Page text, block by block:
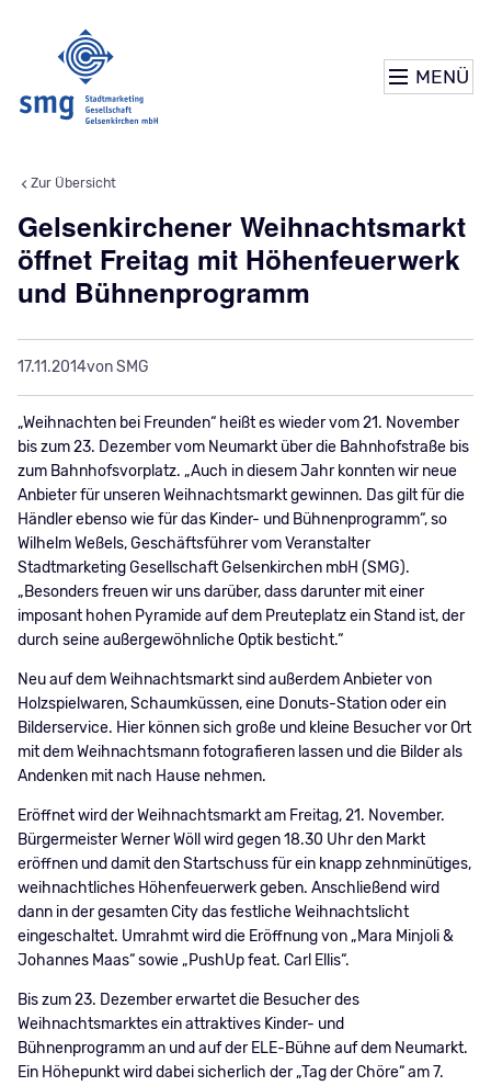
MENÜ
Gelsenkirchener Weihnachtsmarkt
öffnet Freitag mit Höhenfeuerwerk
und Bühnenprogramm
17.11.2014von SMG
„Weihnachten bei Freunden“ heißt es wieder vom 21. November
bis zum 23. Dezember vom Neumarkt über die Bahnhofstraße bis
zum Bahnhofsvorplatz. „Auch in diesem Jahr konnten wir neue
Anbieter für unseren Weihnachtsmarkt gewinnen. Das gilt für die
Händler ebenso wie für das Kinder- und Bühnenprogramm“, so
Wilhelm Weßels, Geschäftsführer vom Veranstalter
Stadtmarketing Gesellschaft Gelsenkirchen mbH (SMG).
„Besonders freuen wir uns darüber, dass darunter mit einer
imposant hohen Pyramide auf dem Preuteplatz ein Stand ist, der
durch seine außergewöhnliche Optik besticht.“
Neu auf dem Weihnachtsmarkt sind außerdem Anbieter von
Holzspielwaren, Schaumküssen, eine Donuts-Station oder ein
Bilderservice. Hier können sich große und kleine Besucher vor Ort
mit dem Weihnachtsmann fotografieren lassen und die Bilder als
Andenken mit nach Hause nehmen.
Eröffnet wird der Weihnachtsmarkt am Freitag, 21. November.
Bürgermeister Werner Wöll wird gegen 18.30 Uhr den Markt
eröffnen und damit den Startschuss für ein knapp zehnminütiges,
weihnachtliches Höhenfeuerwerk geben. Anschließend wird
dann in der gesamten City das festliche Weihnachtslicht
eingeschaltet. Umrahmt wird die Eröffnung von „Mara Minjoli &
Johannes Maas“ sowie „PushUp feat. Carl Ellis“.
Bis zum 23. Dezember erwartet die Besucher des
Weihnachtsmarktes ein attraktives Kinder- und
Bühnenprogramm an und auf der ELE-Bühne auf dem Neumarkt.
Ein Höhepunkt wird dabei sicherlich der „Tag der Chöre“ am 7.
Zur Übersicht